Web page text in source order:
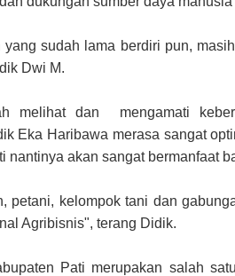
yang sudah lama berdiri pun,
Dwi M.
melihat dan mengamati
Eka Haribawa merasa sangat
nantinya akan sangat bermanfaat
petani, kelompok tani dan
Agribisnis", terang Didik.
Pati merupakan salah